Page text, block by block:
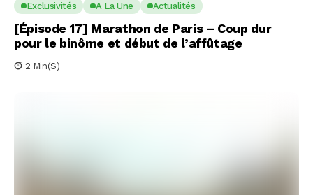
Exclusivités A La Une Actualités
[Épisode 17] Marathon de Paris – Coup dur
pour le binôme et début de l’affûtage
2 Min(s)